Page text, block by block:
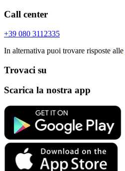
Call center
+39 080 3112335
In alternativa puoi trovare risposte alle
Trovaci su
Scarica la nostra app